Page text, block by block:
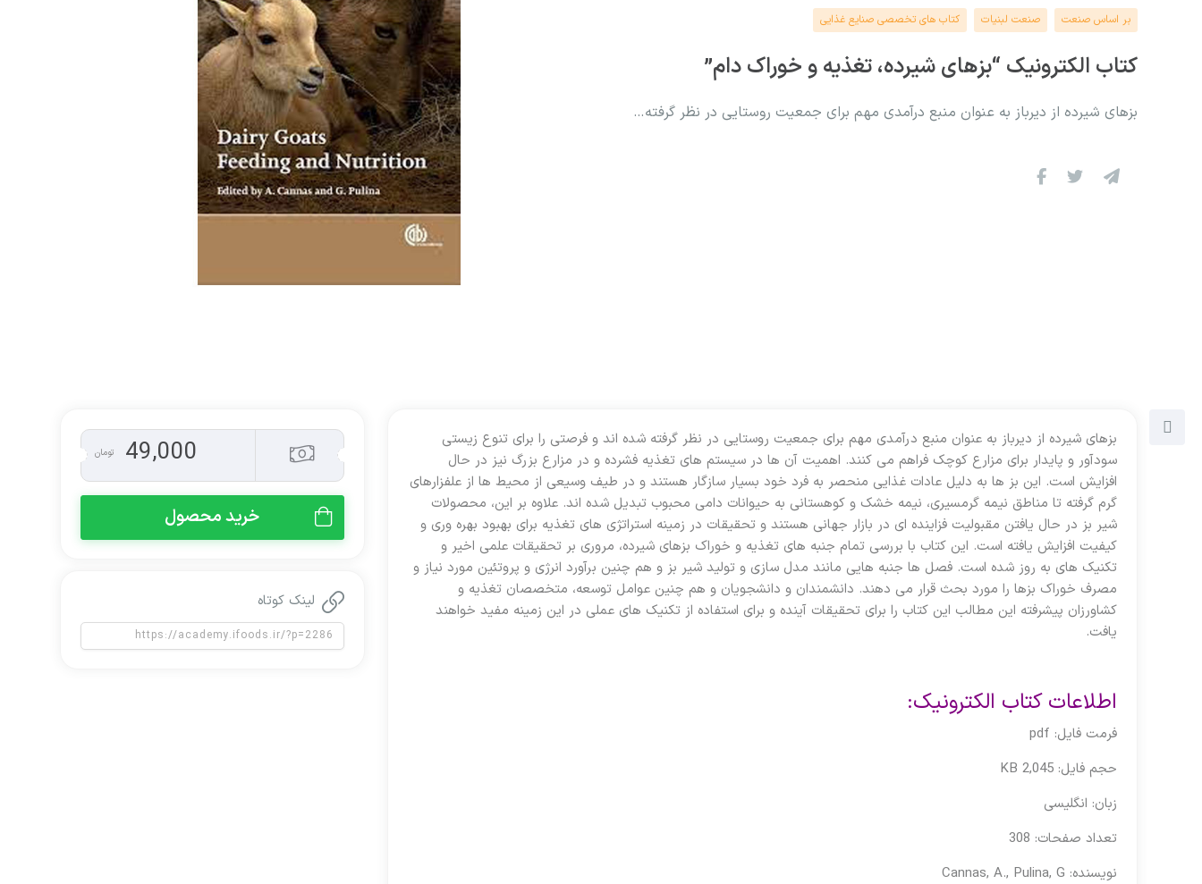
بر اساس صنعت صنعت لبنیات کتاب های تخصصی صنایع غذایی
کتاب الکترونیک “بزهای شیرده، تغذیه و خوراک دام”
بزهای شیرده از دیرباز به عنوان منبع درآمدی مهم برای جمعیت روستایی در نظر گرفته…
بزهای شیرده از دیرباز به عنوان منبع درآمدی مهم برای جمعیت روستایی در نظر گرفته شده اند و فرصتی را برای تنوع زیستی
سودآور و پایدار برای مزارع کوچک فراهم می کنند. اهمیت آن ها در سیستم های تغذیه فشرده و در مزارع بزرگ نیز در حال
افزایش است. این بز ها به دلیل عادات غذایی منحصر به فرد خود بسیار سازگار هستند و در طیف وسیعی از محیط ها از علفزارهای
گرم گرفته تا مناطق نیمه گرمسیری، نیمه خشک و کوهستانی به حیوانات دامی محبوب تبدیل شده اند. علاوه بر این، محصولات
شیر ​​بز در حال یافتن مقبولیت فزاینده ای در بازار جهانی هستند و تحقیقات در زمینه استراتژی های تغذیه برای بهبود بهره وری و
کیفیت افزایش یافته است. این کتاب با بررسی تمام جنبه های تغذیه و خوراک بزهای شیرده، مروری بر تحقیقات علمی اخیر و
تکنیک های به روز شده است. فصل‌ ها جنبه هایی مانند مدل سازی و تولید شیر بز و هم چنین برآورد انرژی و پروتئین مورد نیاز و
مصرف خوراک بزها را مورد بحث قرار می دهند. دانشمندان و دانشجویان و هم چنین عوامل توسعه، متخصصان تغذیه و
کشاورزان پیشرفته این مطالب این کتاب را برای تحقیقات آینده و برای استفاده از تکنیک های عملی در این زمینه مفید خواهند
یافت.
اطلاعات کتاب الکترونیک:
فرمت فایل: pdf
حجم فایل: 2,045 KB
زبان: انگلیسی
تعداد صفحات: 308
نویسنده: Cannas, A., Pulina, G
49,000 تومان
خرید محصول
لینک کوتاه